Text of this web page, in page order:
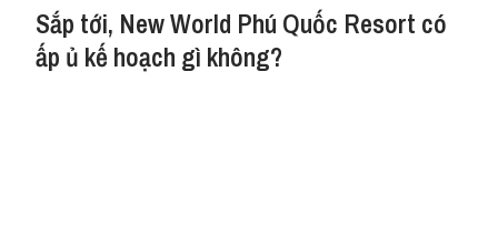
Sắp tới, New World Phú Quốc Resort có
ấp ủ kế hoạch gì không?